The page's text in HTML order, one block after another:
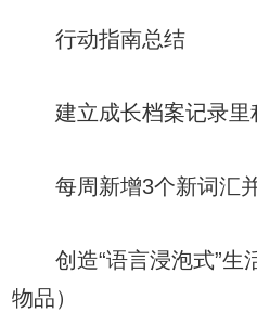
行动指南总结
建立成长档案记录里
每周新增3个新词汇
创造“语言浸泡式”生
物品）